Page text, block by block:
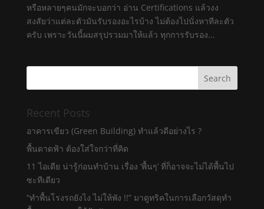
หรือหลายๆคนมักจะบอกว่า อ่าน Certifications แล้วงง
สงสัยว่าแต่ละตัวมันรับรองอะไรบ้าง ไม่ต้องไปนั่งหาทีละตัว
ครับ เพราะวันนี้ผมสรุปรวมมาให้แล้ว ทุกการรับรอง...
Recent Posts
อาคารเขียว (Green Building) ทำแล้วดีอย่างไร ?
พื้นดาดฟ้า ต้องใส่ใจกว่าที่คิด
11 ไอเดีย น่ารู้ก่อนทำบ้าน เรื่อง ‘พื้นๆ’ ที่ก็อาจจะไม่ได้พื้นไป
ซะทีเดียว
“ทำพื้นโรงรถยังไง ไม่ให้พัง !!” มาดูทริคในการเลือกวัสดุทำ